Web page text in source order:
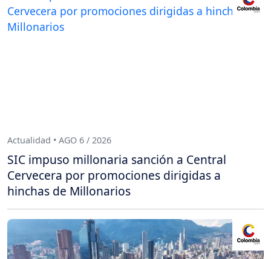
Actualidad • AGO 6 / 2026
SIC impuso millonaria sanción a Central
Cervecera por promociones dirigidas a
hinchas de Millonarios